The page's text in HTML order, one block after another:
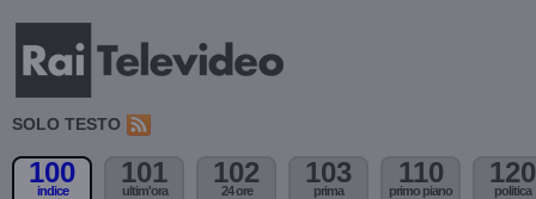
SOLO TESTO
100
indice
101
ultim'ora
102
24 ore
103
prima
110
primo piano
120
politica